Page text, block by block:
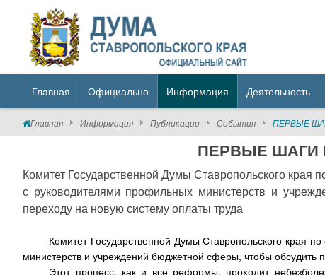
Главная Официально Информация Деятельность
Главная Информация Публикации События ПЕРВЫЕ
ПЕРВЫЕ
Комитет Государственной Думы Ставропольского края
с руководителями профильных министерств и
переходу на новую систему оплаты труда
Комитет Государственной Думы Ставропольского края
министерств и учреждений бюджетной сферы, чтобы
Этот процесс, как и все реформы, проходит